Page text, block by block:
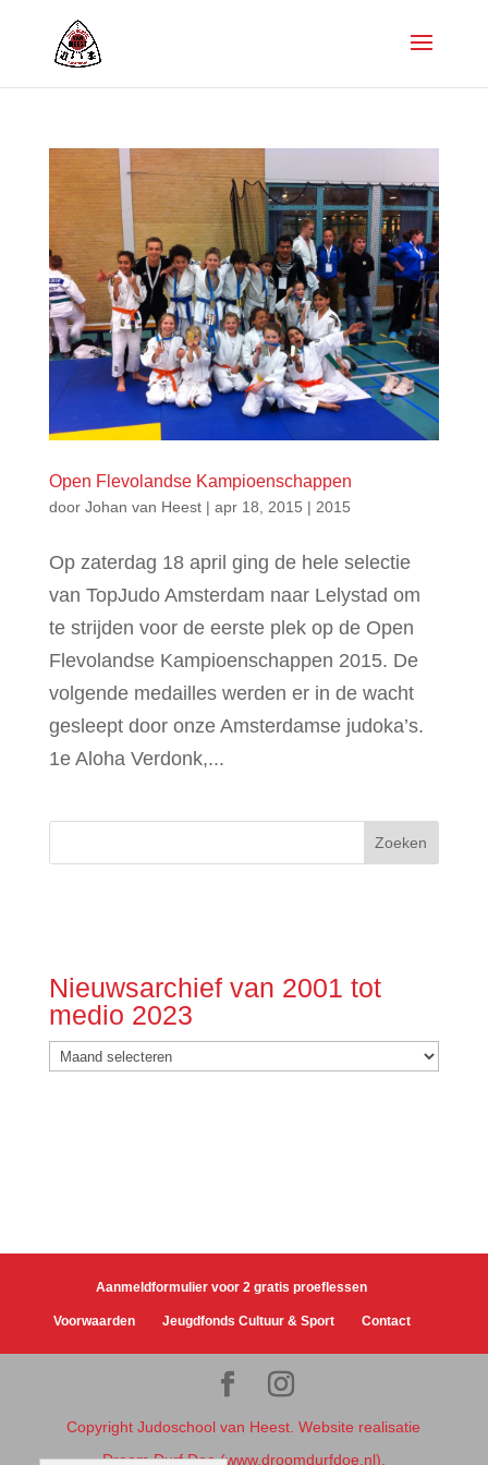
Open Flevolandse Kampioenschappen
door Johan van Heest| apr 18, 2015 | 2015
Op zaterdag 18 april ging de hele selectie
van TopJudo Amsterdam naar Lelystad om
te strijden voor de eerste plek op de Open
Flevolandse Kampioenschappen 2015. De
volgende medailles werden er in de wacht
gesleept door onze Amsterdamse judoka’s.
1e Aloha Verdonk,...
Nieuwsarchief van 2001 tot
medio 2023
Nieuwsarchief
van
Aanmeldformulier voor 2 gratis proeflessen
Voorwaarden Jeugdfonds Cultuur & Sport Contact
Copyright Judoschool van Heest. Website realisatie
Droom Durf Doe (www.droomdurfdoe.nl).